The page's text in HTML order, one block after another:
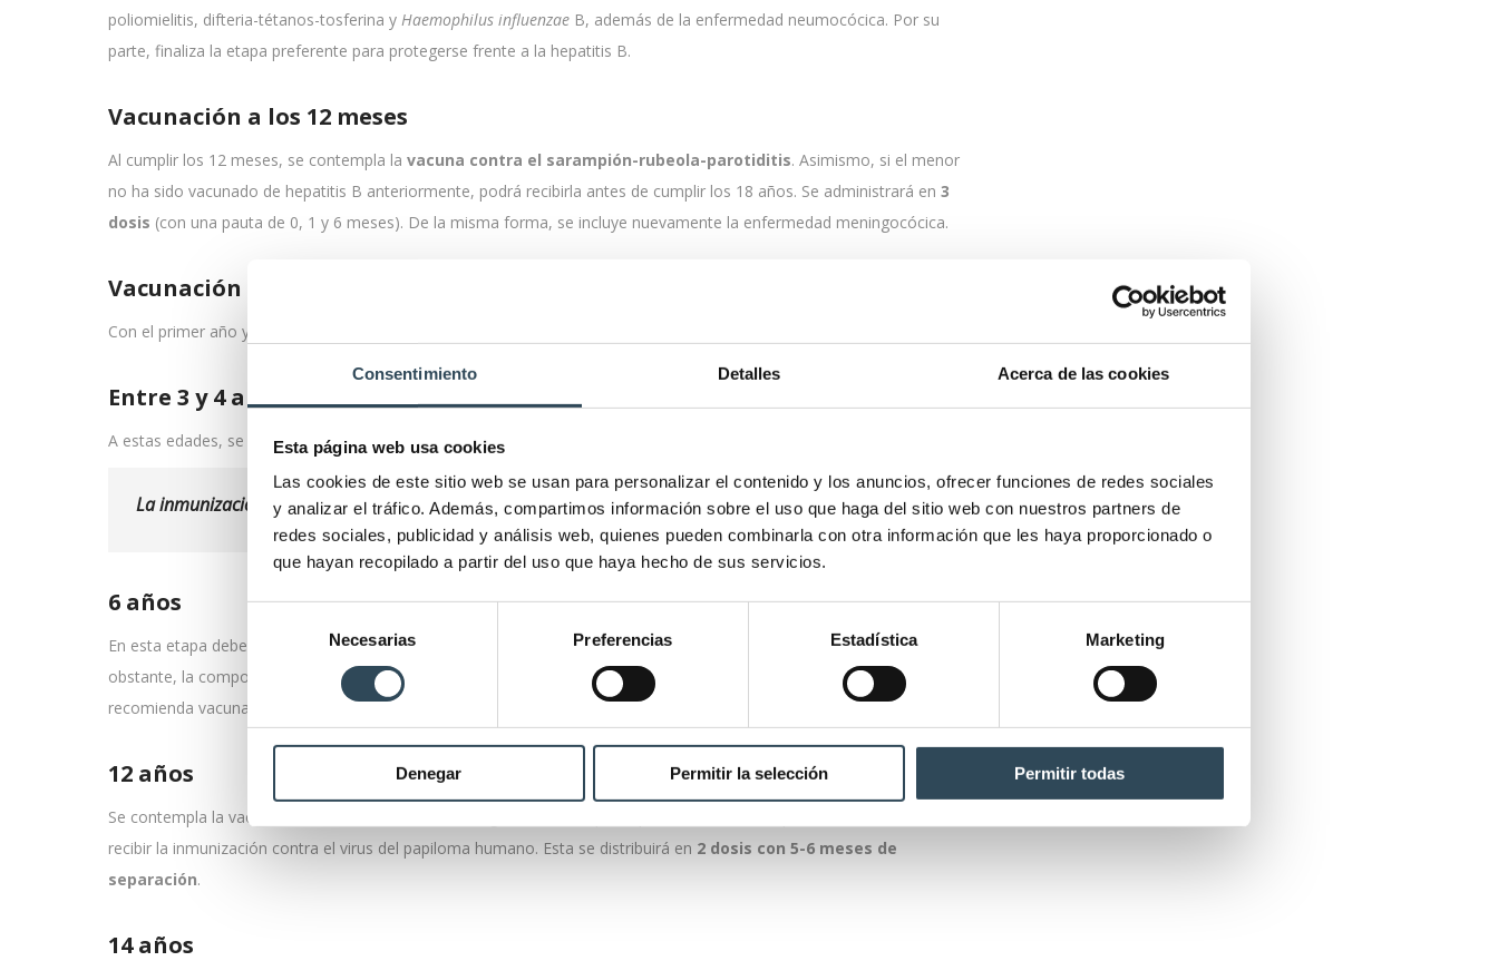
Consentimiento Detalles Acerca de las cookies
Esta página web usa cookies
Las cookies de este sitio web se usan para personalizar el contenido y los anuncios, ofrecer funciones de redes sociales
y analizar el tráfico. Además, compartimos información sobre el uso que haga del sitio web con nuestros partners de
redes sociales, publicidad y análisis web, quienes pueden combinarla con otra información que les haya proporcionado o
que hayan recopilado a partir del uso que haya hecho de sus servicios.
consentimiento
Necesarias Preferencias Estadística Marketing
Denegar Permitir la selección Permitir todas
poliomielitis, difteria-tétanos-tosferina y Haemophilus influenzae B, además de la enfermedad neumocócica. Por su
parte, finaliza la etapa preferente para protegerse frente a la hepatitis B.
Vacunación a los 12 meses
Al cumplir los 12 meses, se contempla la vacuna contra el sarampión-rubeola-parotiditis. Asimismo, si el menor
no ha sido vacunado de hepatitis B anteriormente, podrá recibirla antes de cumplir los 18 años. Se administrará en 3
dosis (con una pauta de 0, 1 y 6 meses). De la misma forma, se incluye nuevamente la enfermedad meningocócica.
Vacunación a los 15 meses
Con el primer año y tres meses cumplidos, la única vacuna que se debe administrar es la de la
Entre 3 y 4 años
A estas edades, se contemplan la del sarampión-rubeola-parotiditis y la de la varicela.
La inmunización es la clave para disfrutar de buena salud
6 años
En esta etapa deberán recibir lainmunización poliomielitisy contra la difteria-tétanos-tosferina.
obstante, la composición de ambas dependerá de si se han recibido tres o cuatro dosis anteriormente. Además, se
recomienda vacunarse contra la varicela si la enfermedad no se ha pasado y no se ha inmunizado antes.
12 años
Se contempla la vacuna contra la enfermedad meningocócica, aunque depende del caso. Respecto a las niñas, deben
recibir la inmunización contra el virus del papiloma humano. Esta se distribuirá en 2 dosis con 5-6 meses de
separación.
14 años